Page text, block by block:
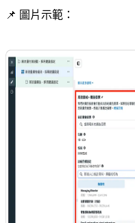
📌 圖片示範：